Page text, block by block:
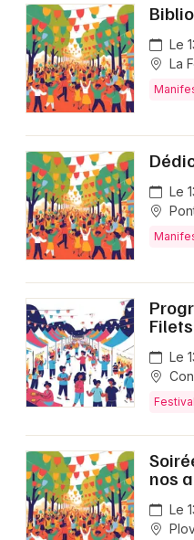
Actus à Quimper
Magazine à Quimper
Mon email
Je
Le
La
Le
Le
nos
Le